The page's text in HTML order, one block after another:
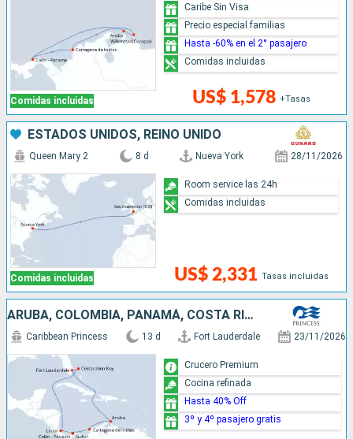
Comidas incluidas US$ 1,578 +Tasas
Caribe Sin Visa
Precio especial familias
Hasta -60% en el 2° pasajero
Comidas incluidas
ESTADOS UNIDOS, REINO UNIDO
Comidas incluidas
Queen Mary 2 8 d Nueva York 28/11/2026
US$ 2,331 Tasas incluidas
Room service las 24h
Comidas incluidas
ARUBA, COLOMBIA, PANAMÁ, COSTA RICA, BAHAMAS, ESTADOS UNIDOS
Caribbean Princess 13 d Fort Lauderdale 23/11/2026
Crucero Premium
Cocina refinada
Hasta 40% Off
3º y 4º pasajero gratis